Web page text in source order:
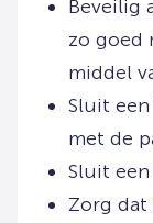
Beveilig
zo goed
middel
Sluit een
met de
Sluit
Zorg dat